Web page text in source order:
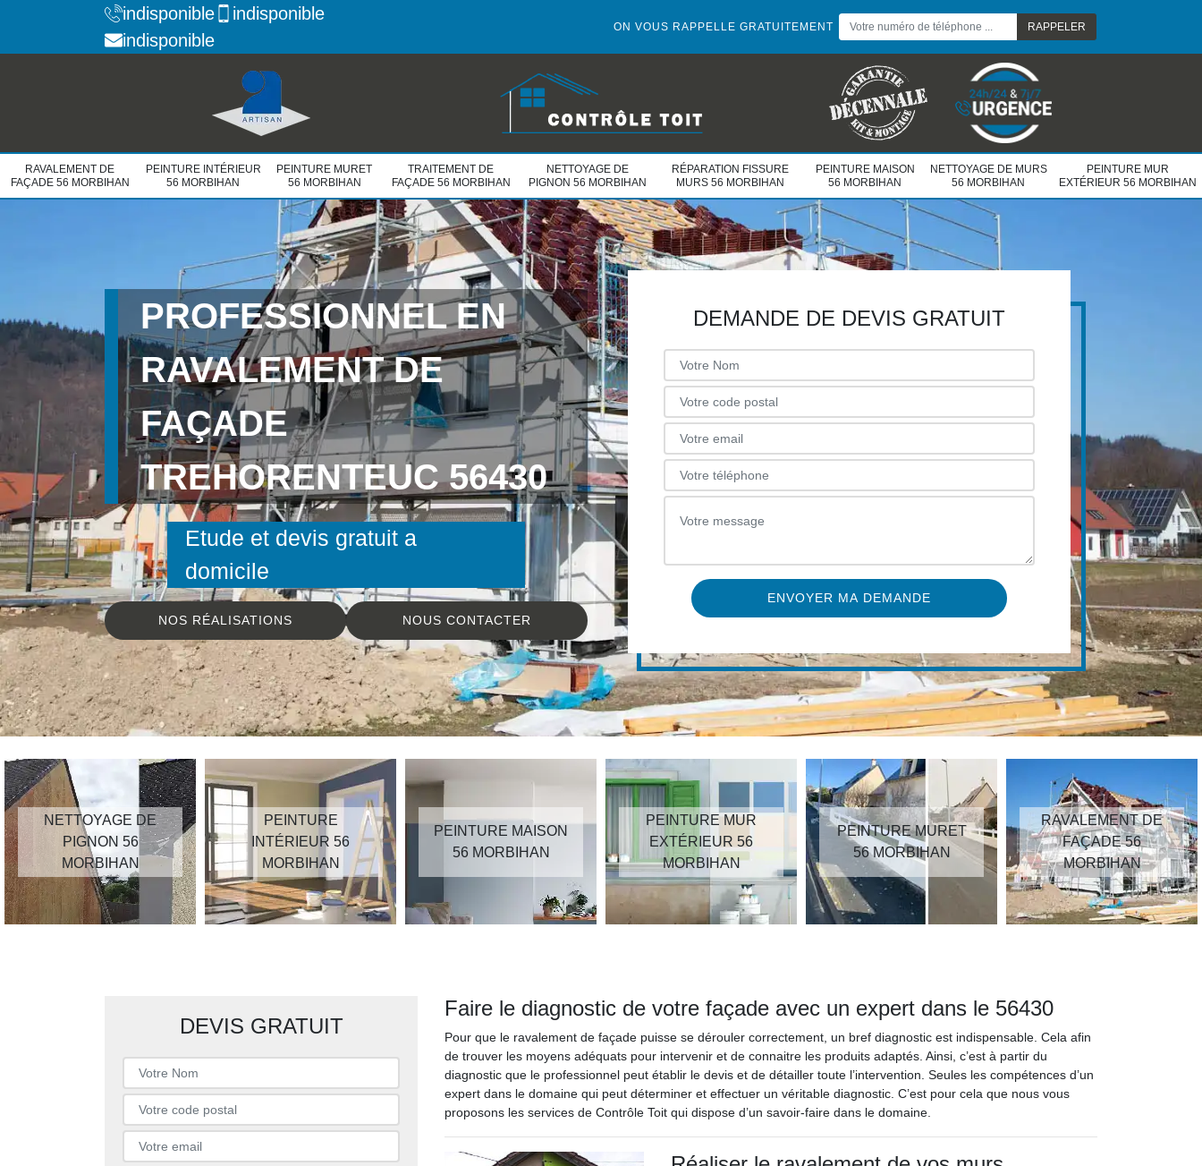
indisponible
indisponible
indisponible
ON VOUS RAPPELLE GRATUITEMENT
RAVALEMENT DE
FAÇADE 56 MORBIHAN
PEINTURE INTÉRIEUR
56 MORBIHAN
PEINTURE MURET
56 MORBIHAN
TRAITEMENT DE
FAÇADE 56 MORBIHAN
NETTOYAGE DE
PIGNON 56 MORBIHAN
RÉPARATION FISSURE
MURS 56 MORBIHAN
PEINTURE MAISON
56 MORBIHAN
NETTOYAGE DE MURS
56 MORBIHAN
PEINTURE MUR
EXTÉRIEUR 56 MORBIHAN
PROFESSIONNEL EN
RAVALEMENT DE
FAÇADE
TREHORENTEUC 56430
Etude et devis gratuit a
domicile
NOS RÉALISATIONS NOUS CONTACTER
DEMANDE DE DEVIS GRATUIT
NETTOYAGE DE
PIGNON 56
MORBIHAN
PEINTURE
INTÉRIEUR 56
MORBIHAN
PEINTURE MAISON
56 MORBIHAN
PEINTURE MUR
EXTÉRIEUR 56
MORBIHAN
PEINTURE MURET
56 MORBIHAN
RAVALEMENT DE
FAÇADE 56
MORBIHAN
DEVIS GRATUIT
Faire le diagnostic de votre façade avec un expert dans le 56430
Pour que le ravalement de façade puisse se dérouler correctement, un bref diagnostic est indispensable. Cela afin
de trouver les moyens adéquats pour intervenir et de connaitre les produits adaptés. Ainsi, c’est à partir du
diagnostic que le professionnel peut établir le devis et de détailler toute l’intervention. Seules les compétences d’un
expert dans le domaine qui peut déterminer et effectuer un véritable diagnostic. C’est pour cela que nous vous
proposons les services de Contrôle Toit qui dispose d’un savoir-faire dans le domaine.